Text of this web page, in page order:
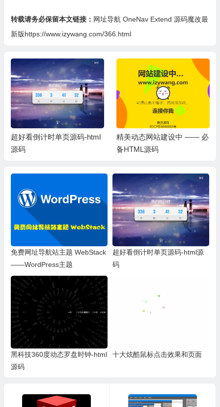
转载请务必保留本文链接： 网址导航 OneNav Extend 源码魔改最
新版https://www.izywang.com/366.html
超好看倒计时单页源码-html
源码
精美动态网站建设中 —— 必
备HTML源码
免费网址导航站主题 WebStack
——WordPress主题
超好看倒计时单页源码-html源
码
黑科技360度动态罗盘时钟-html
源码
十大炫酷鼠标点击效果和页面